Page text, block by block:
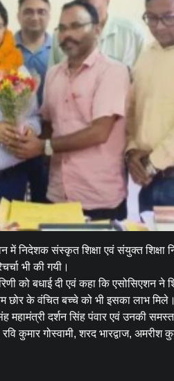
में निदेशक संस्कृत शिक्षा एवं संयुक्त
भी की गयी।
को बधाई दी एवं कहा कि एसोसिएशन ने
छोर के वंचित बच्चे को भी इसका लाभ
दर्शन सिंह पंवार एवं उनकी समस्त
कुमार गोस्वामी, शरद भारद्वाज, अमरीश